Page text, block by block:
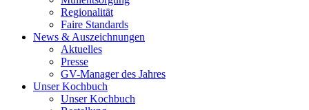
Regionalität
Faire Standards
News & Auszeichnungen
Aktuelles
Presse
GV-Manager des Jahres
Unser Kochbuch
Unser Kochbuch